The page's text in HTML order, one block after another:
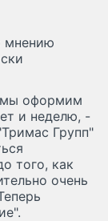
мнению
мы оформим
и неделю, -
Групп"
того, как
очень